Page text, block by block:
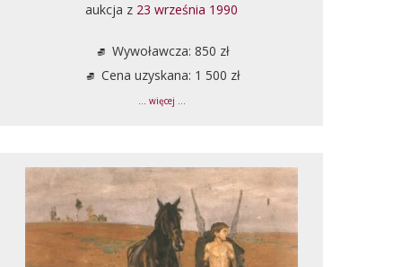
aukcja z 23 września 1990
Wywoławcza: 850 zł
Cena uzyskana: 1 500 zł
... więcej ...